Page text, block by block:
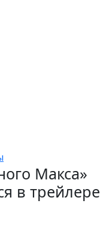
Макса»
в трейлере